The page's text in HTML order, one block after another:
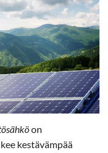
on
kestävämpää